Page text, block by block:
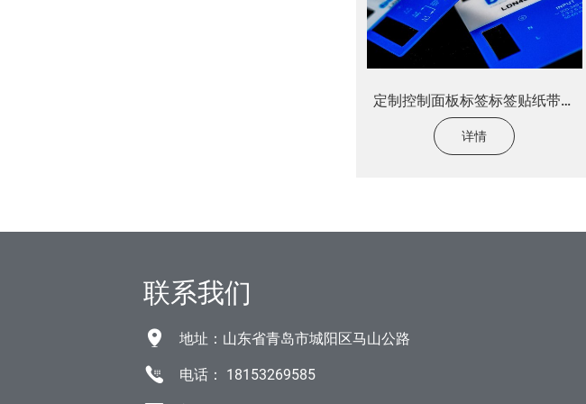
定制控制面板标签标签贴纸带有
3m强的背部胶水定制电子标签贴
纸
详情
联系我们
地址：山东省青岛市城阳区马山公路
电话： 18153269585